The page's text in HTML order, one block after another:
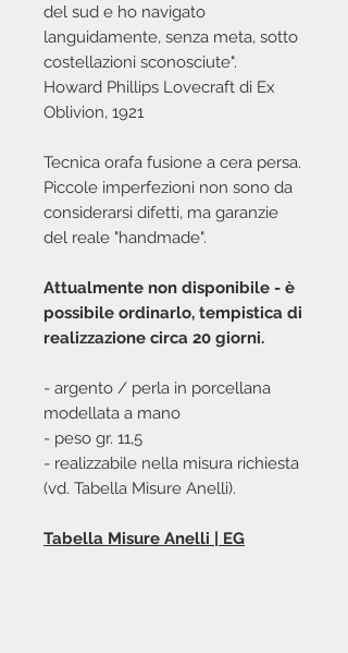
del sud e ho navigato
languidamente, senza meta, sotto
costellazioni sconosciute".
Howard Phillips Lovecraft di Ex
Oblivion, 1921
Tecnica orafa fusione a cera persa.
Piccole imperfezioni non sono da
considerarsi difetti, ma garanzie
del reale "handmade".
Attualmente non disponibile - è
possibile ordinarlo, tempistica di
realizzazione circa 20 giorni.
- argento / perla in porcellana
modellata a mano
- peso gr. 11,5
- realizzabile nella misura richiesta
(vd. Tabella Misure Anelli).
Tabella Misure Anelli | EG